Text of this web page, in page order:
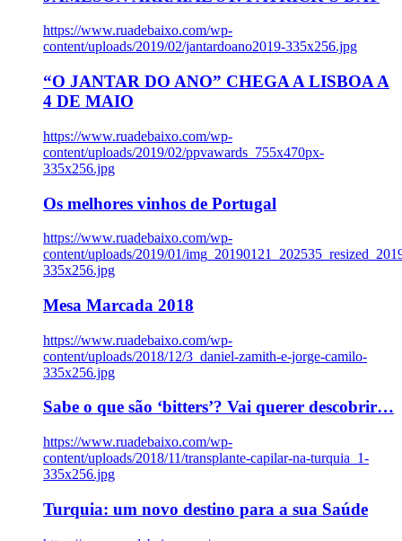
https://www.ruadebaixo.com/wp-
content/uploads/2019/02/jantardoano2019-335x256.jpg
“O JANTAR DO ANO” CHEGA A LISBOA A
4 DE MAIO
https://www.ruadebaixo.com/wp-
content/uploads/2019/02/ppvawards_755x470px-
335x256.jpg
Os melhores vinhos de Portugal
https://www.ruadebaixo.com/wp-
content/uploads/2019/01/
335x256.jpg
Mesa Marcada 2018
https://www.ruadebaixo.com/wp-
content/uploads/2018/12/3_daniel-zamith-e-jorge-camilo-
335x256.jpg
Sabe o que são ‘bitters’? Vai querer descobrir…
https://www.ruadebaixo.com/wp-
content/uploads/2018/11/transplante-capilar-na-turquia_1-
335x256.jpg
Turquia: um novo destino para a sua Saúde